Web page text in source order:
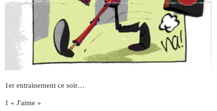
1er entrainement ce soir…
1 « J'aime »